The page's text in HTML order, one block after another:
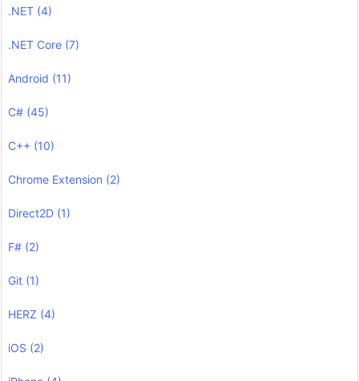
.NET (4)
.NET Core (7)
Android (11)
C# (45)
C++ (10)
Chrome Extension (2)
Direct2D (1)
F# (2)
Git (1)
HERZ (4)
iOS (2)